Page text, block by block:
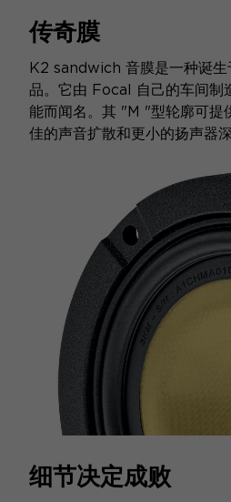
传奇膜
K2 sandwich 音膜是一种诞生
品。它由 Focal 自己的车间制
能而闻名。其 "M "型轮廓可提
佳的声音扩散和更小的扬声器深
细节决定成败